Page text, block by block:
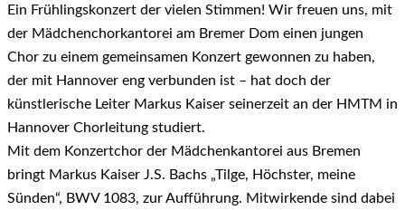
Ein Frühlingskonzert der vielen Stimmen! Wir freuen uns, mit
der Mädchenchorkantorei am Bremer Dom einen jungen
Chor zu einem gemeinsamen Konzert gewonnen zu haben,
der mit Hannover eng verbunden ist – hat doch der
künstlerische Leiter Markus Kaiser seinerzeit an der HMTM in
Hannover Chorleitung studiert.
Mit dem Konzertchor der Mädchenkantorei aus Bremen
bringt Markus Kaiser J.S. Bachs „Tilge, Höchster, meine
Sünden“, BWV 1083, zur Aufführung. Mitwirkende sind dabei